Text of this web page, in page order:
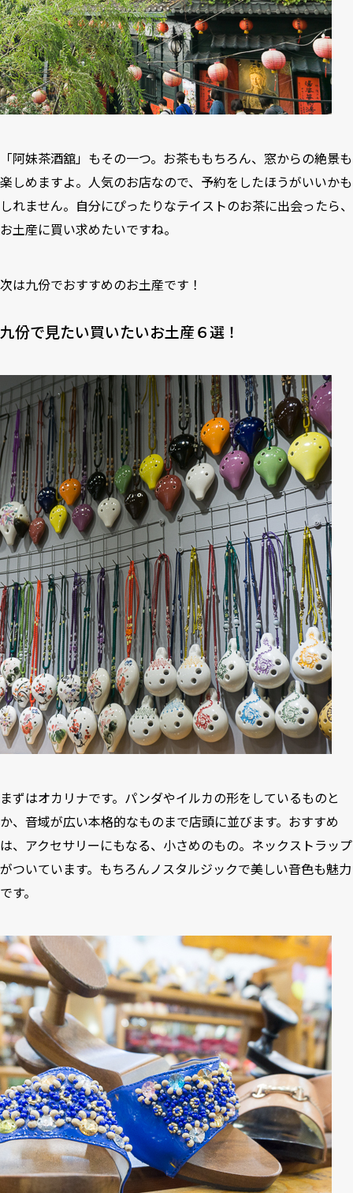
「阿妹茶酒舘」もその一つ。お茶ももちろん、窓からの絶景も
楽しめますよ。人気のお店なので、予約をしたほうがいいかも
しれません。自分にぴったりなテイストのお茶に出会ったら、
お土産に買い求めたいですね。
次は九份でおすすめのお土産です！
九份で見たい買いたいお土産６選！
まずはオカリナです。パンダやイルカの形をしているものと
か、音域が広い本格的なものまで店頭に並びます。おすすめ
は、アクセサリーにもなる、小さめのもの。ネックストラップ
がついています。もちろんノスタルジックで美しい音色も魅力
です。